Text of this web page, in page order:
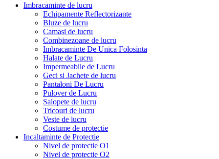
Imbracaminte de lucru
Echipamente Reflectorizante
Bluze de lucru
Camasi de lucru
Combinezoane de lucru
Imbracaminte De Unica Folosinta
Halate de Lucru
Impermeabile de Lucru
Geci si Jachete de lucru
Pantaloni De Lucru
Pulover de Lucru
Salopete de lucru
Tricouri de lucru
Veste de lucru
Costume de protectie
Incaltaminte de Protectie
Nivel de protectie O1
Nivel de protectie O2